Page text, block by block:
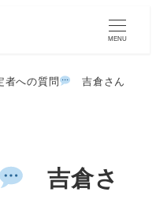
MENU
者への質問
吉倉さん
吉倉さ